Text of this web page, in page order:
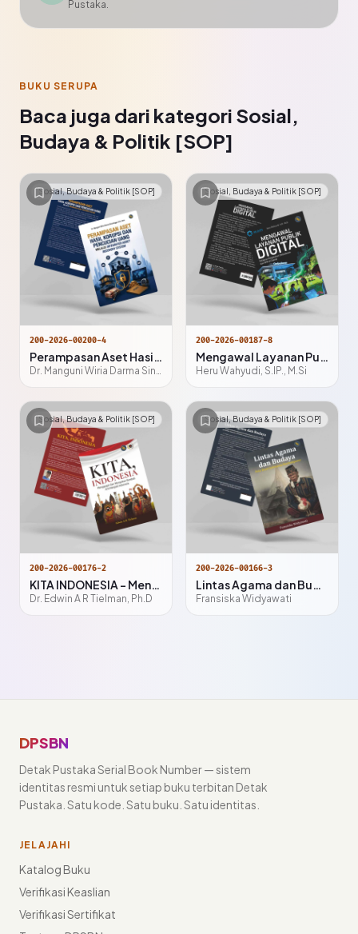
Pustaka.
BUKU SERUPA
Baca juga dari kategori Sosial,
Budaya & Politik [SOP]
Sosial, Budaya & Politik [SOP]
200-2026-00200-4
Perampasan Aset Hasil Korupsi dan Pencucian Uang melalui Integrated Asset Recovery System
Dr. Manguni Wiria Darma Sinulingga, S.H., M.H.
Sosial, Budaya & Politik [SOP]
200-2026-00187-8
Mengawal Layanan Publik Digital:
Heru Wahyudi, S.IP., M.Si
Sosial, Budaya & Politik [SOP]
200-2026-00176-2
KITA INDONESIA – Menggugat dan Merayakan Kembali Arti Menjadi Indonesia
Dr. Edwin A R Tielman, Ph.D
Sosial, Budaya & Politik [SOP]
200-2026-00166-3
Lintas Agama dan Budaya Peta Riset Indonesia Kontemporer
Fransiska Widyawati
DPSBN
Detak Pustaka Serial Book Number — sistem
identitas resmi untuk setiap buku terbitan Detak
Pustaka. Satu kode. Satu buku. Satu identitas.
JELAJAHI
Katalog Buku
Verifikasi Keaslian
Verifikasi Sertifikat